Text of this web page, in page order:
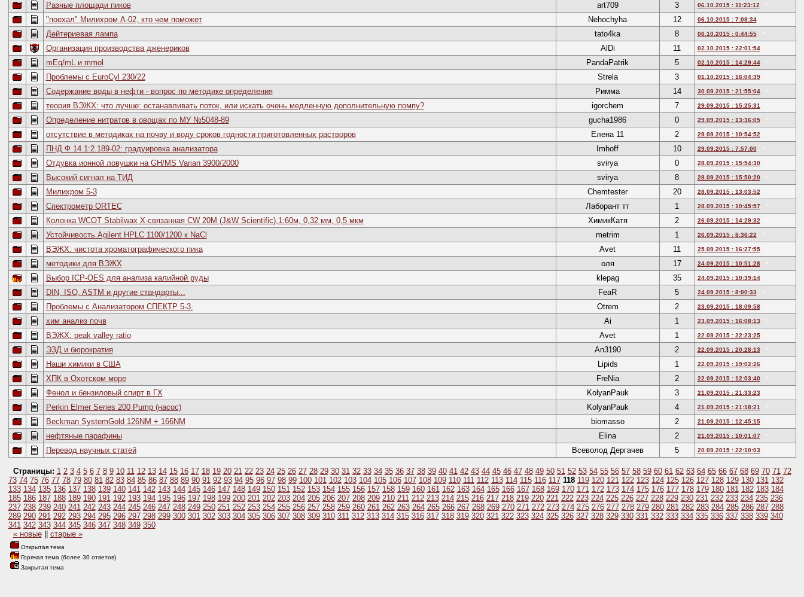
Разные площади пиков art709 3 06.10.2015 : 11:23:12
"поехал" Милихром А-02, кто чем поможет Nehochyha 12 06.10.2015 : 7:08:34
Дейтериевая лампа tato4ka 8 06.10.2015 : 0:44:55
Организация производства дженериков AlDi 11 02.10.2015 : 22:01:54
mEq/mL и mmol PandaPatrik 5 02.10.2015 : 14:29:44
Проблемы с EuroCyl 230/22 Strela 3 01.10.2015 : 16:04:39
Содержание воды в нефти - вопрос по методике определения Римма 14 30.09.2015 : 21:55:04
теория ВЭЖХ: что лучше: останавливать поток, или искать очень медленную дополнительную помпу? igorchem 7 29.09.2015 : 15:25:31
Определение нитратов в овощах по МУ №5048-89 gucha1986 0 29.09.2015 : 13:36:05
отсутствие в методиках на почву и воду сроков годности приготовленных растворов Елена 11 2 29.09.2015 : 10:54:52
ПНД Ф 14.1:2.189-02: градуировка анализатора Imhoff 10 29.09.2015 : 7:57:00
Отдувка ионной ловушки на GH/MS Varian 3900/2000 svirya 0 28.09.2015 : 15:54:30
Высокий сигнал на ТИД svirya 8 28.09.2015 : 15:50:20
Милихром 5-3 Chemtester 20 28.09.2015 : 13:03:52
Спектрометр ORTEC Лаборант тт 1 28.09.2015 : 10:45:57
Колонка WCOT Stabilwax X-связанная CW 20M (J&W Scientific),1:60м, 0,32 мм, 0,5 мкм ХимикКатя 2 26.09.2015 : 14:29:32
Устойчивость Agilent HPLC 1100/1200 к NaCl metrim 1 26.09.2015 : 8:36:22
ВЭЖХ: чистота хроматографического пика Avet 11 25.09.2015 : 16:27:55
методики для ВЭЖХ оля 17 24.09.2015 : 10:51:28
Выбор ICP-OES для анализа калийной руды klepag 35 24.09.2015 : 10:39:14
DIN, ISO, ASTM и другие стандарты... FeaR 5 24.09.2015 : 8:00:33
Проблемы с Анализатором СПЕКТР 5-3. Otrem 2 23.09.2015 : 18:09:58
хим анализ почв Ai 1 23.09.2015 : 16:08:13
ВЭЖХ: peak valley ratio Avet 1 22.09.2015 : 22:23:25
ЭЗД и бюрократия An3190 2 22.09.2015 : 20:28:13
Наши химики в США Lipids 1 22.09.2015 : 19:02:26
ХПК в Охотском море FreNia 2 22.09.2015 : 12:03:40
Фенол и бензиловый спирт в ГХ KolyanPauk 3 21.09.2015 : 21:33:23
Perkin Elmer Series 200 Pump (насос) KolyanPauk 4 21.09.2015 : 21:18:21
Beckman SystemGold 126NM + 166NM biomasso 2 21.09.2015 : 12:45:15
нефтяные парафины Elina 2 21.09.2015 : 10:01:07
Перевод научных статей Всеволод Дергачев 5 20.09.2015 : 22:10:03
Страницы: 1 2 3 4 5 6 7 8 9 10 11 12 13 14 15 16 17 18 19 20 21 22 23 24 25 26 27 28 29 30 31 32 33 34 35 36 37 38 39 40 41 42 43 44 45 46 47 48 49 50 51 52 53 54 55 56 57 58 59 60 61 62 63 64 65 66 67 68 69 70 71 72
73 74 75 76 77 78 79 80 81 82 83 84 85 86 87 88 89 90 91 92 93 94 95 96 97 98 99 100 101 102 103 104 105 106 107 108 109 110 111 112 113 114 115 116 117 118 119 120 121 122 123 124 125 126 127 128 129 130 131 132
133 134 135 136 137 138 139 140 141 142 143 144 145 146 147 148 149 150 151 152 153 154 155 156 157 158 159 160 161 162 163 164 165 166 167 168 169 170 171 172 173 174 175 176 177 178 179 180 181 182 183 184
185 186 187 188 189 190 191 192 193 194 195 196 197 198 199 200 201 202 203 204 205 206 207 208 209 210 211 212 213 214 215 216 217 218 219 220 221 222 223 224 225 226 227 228 229 230 231 232 233 234 235 236
237 238 239 240 241 242 243 244 245 246 247 248 249 250 251 252 253 254 255 256 257 258 259 260 261 262 263 264 265 266 267 268 269 270 271 272 273 274 275 276 277 278 279 280 281 282 283 284 285 286 287 288
289 290 291 292 293 294 295 296 297 298 299 300 301 302 303 304 305 306 307 308 309 310 311 312 313 314 315 316 317 318 319 320 321 322 323 324 325 326 327 328 329 330 331 332 333 334 335 336 337 338 339 340
341 342 343 344 345 346 347 348 349 350
« новые|| старые »
Открытая тема
Горячая тема (более 30 ответов)
Закрытая тема